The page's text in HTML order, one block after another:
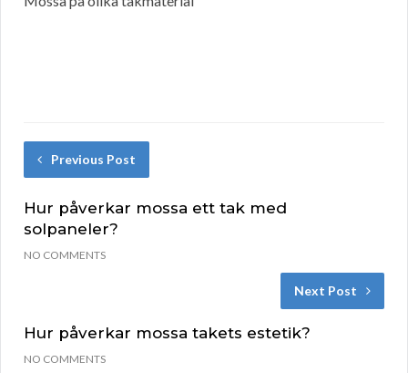
Previous Post
Hur påverkar mossa ett tak med
solpaneler?
NO COMMENTS
Next Post
Hur påverkar mossa takets estetik?
NO COMMENTS